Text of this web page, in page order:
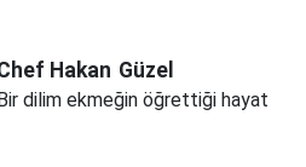
Hakan Güzel
dilim ekmeğin öğrettiği hayat